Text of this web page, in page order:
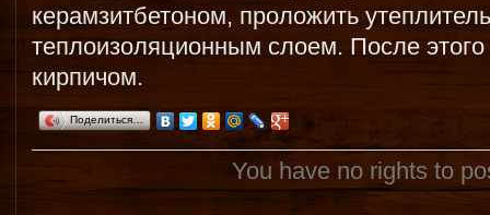
керамзитбетоном, проложить
теплоизоляционным слоем. После этого
кирпичом.
Поделиться…
You have no rights to